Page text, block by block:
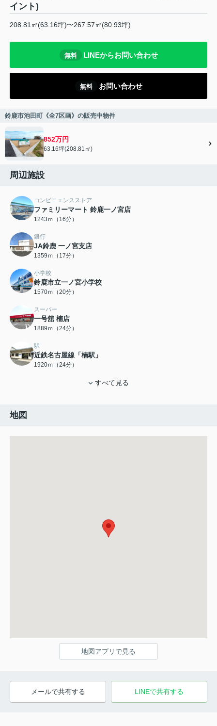
イント)
208.81㎡(63.16坪)〜267.57㎡(80.93坪)
無料 LINEからお問い合わせ
無料 お問い合わせ
鈴鹿市池田町《全7区画》の販売中物件
852万円
63.16坪(208.81㎡)
周辺施設
コンビニエンスストア
ファミリーマート 鈴鹿一ノ宮店
1243ｍ（16分）
銀行
JA鈴鹿 一ノ宮支店
1359ｍ（17分）
小学校
鈴鹿市立一ノ宮小学校
1570ｍ（20分）
スーパー
一号舘 楠店
1889ｍ（24分）
駅
近鉄名古屋線「楠駅」
1920ｍ（24分）
すべて見る
地図
地図アプリで見る
メールで共有する LINEで共有する